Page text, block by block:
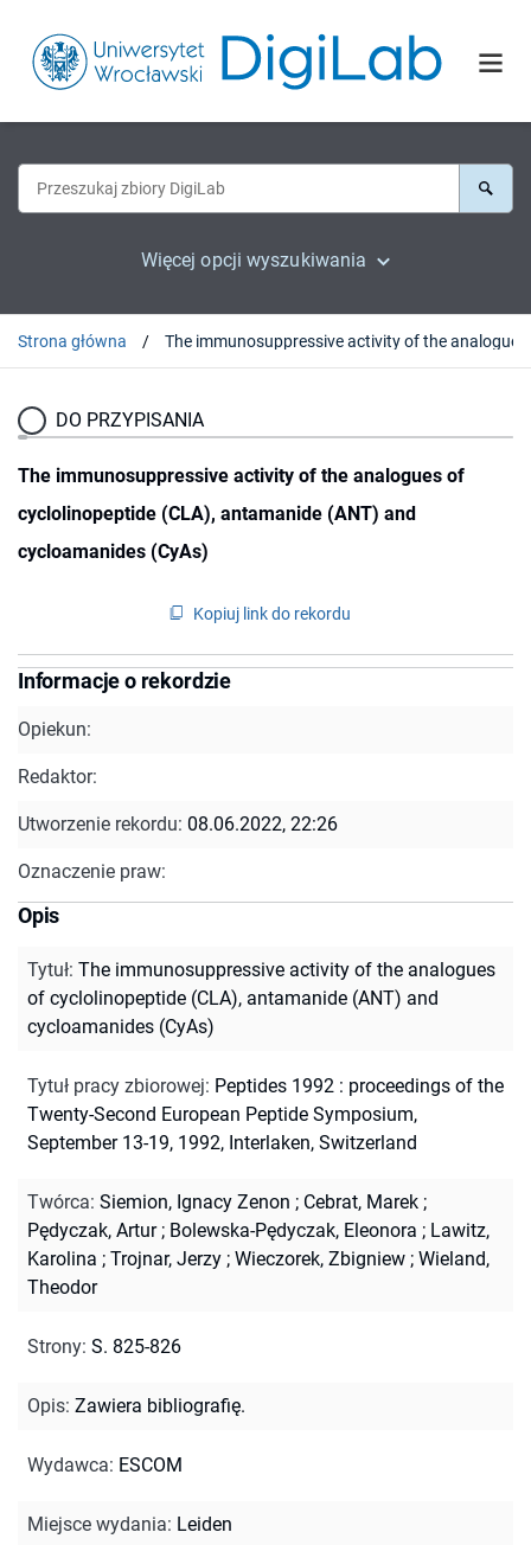
Więcej opcji wyszukiwania
Strona główna
DO PRZYPISANIA
The immunosuppressive activity of the analogues of
cyclolinopeptide (CLA), antamanide (ANT) and
cycloamanides (CyAs)
Kopiuj link do rekordu
Informacje o rekordzie
Opiekun:
Redaktor:
Utworzenie rekordu: 08.06.2022, 22:26
Oznaczenie praw:
Opis
Tytuł: The immunosuppressive activity of the analogues
of cyclolinopeptide (CLA), antamanide (ANT) and
cycloamanides (CyAs)
Tytuł pracy zbiorowej: Peptides 1992 : proceedings of the
Twenty-Second European Peptide Symposium,
September 13-19, 1992, Interlaken, Switzerland
Twórca: Siemion, Ignacy Zenon ; Cebrat, Marek ;
Pędyczak, Artur; Bolewska-Pędyczak, Eleonora ; Lawitz,
Karolina ; Trojnar, Jerzy ; Wieczorek, Zbigniew ; Wieland,
Theodor
Strony: S. 825-826
Opis: Zawiera bibliografię.
Wydawca: ESCOM
Miejsce wydania: Leiden